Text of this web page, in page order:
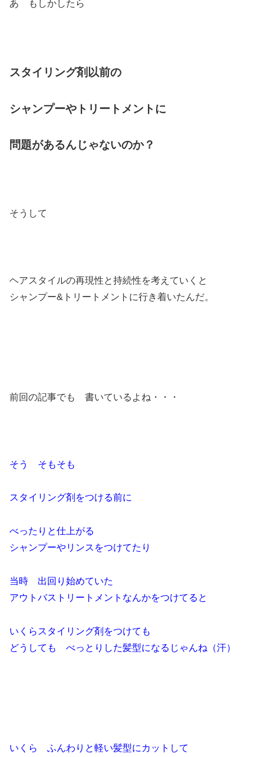
あ もしかしたら
スタイリング剤以前の
シャンプーやトリートメントに
問題があるんじゃないのか？
そうして
ヘアスタイルの再現性と持続性を考えていくと
シャンプー&トリートメントに行き着いたんだ。
前回の記事でも 書いているよね・・・
そう そもそも
スタイリング剤をつける前に
べったりと仕上がる
シャンプーやリンスをつけてたり
当時 出回り始めていた
アウトバストリートメントなんかをつけてると
いくらスタイリング剤をつけても
どうしても べっとりした髪型になるじゃんね（汗）
いくら ふんわりと軽い髪型にカットして